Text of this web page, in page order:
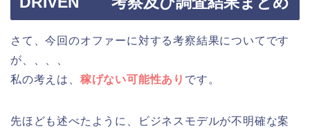
さて、今回のオファーに対する考察結果についてです
が、、、、
私の考えは、 稼げない可能性あり です。
先ほども述べたように、ビジネスモデルが不明確な案